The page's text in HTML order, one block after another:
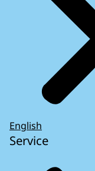
English
Service